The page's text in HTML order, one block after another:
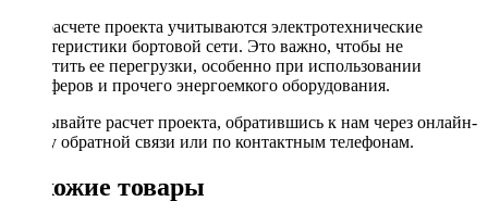
При расчете проекта учитываются электротехнические
характеристики бортовой сети. Это важно, чтобы не
допустить ее перегрузки, особенно при использовании
сабвуферов и прочего энергоемкого оборудования.
Заказывайте расчет проекта, обратившись к нам через онлайн-
форму обратной связи или по контактным телефонам.
Похожие товары